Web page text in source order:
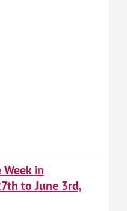
in
to June 3rd,